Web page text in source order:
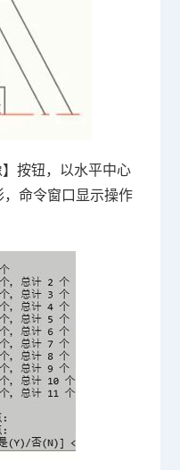
按钮，以水平中心
命令窗口显示操作